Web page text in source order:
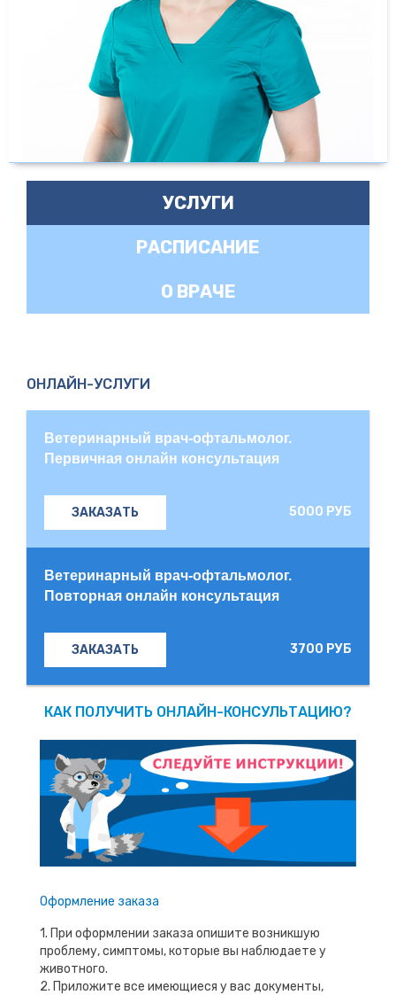
УСЛУГИ
РАСПИСАНИЕ
О ВРАЧЕ
ОНЛАЙН-УСЛУГИ
Ветеринарный врач-офтальмолог.
Первичная онлайн консультация
ЗАКАЗАТЬ 5000 РУБ
Ветеринарный врач-офтальмолог.
Повторная онлайн консультация
ЗАКАЗАТЬ 3700 РУБ
КАК ПОЛУЧИТЬ ОНЛАЙН-КОНСУЛЬТАЦИЮ?
Оформление заказа
1. При оформлении заказа опишите возникшую
проблему, симптомы, которые вы наблюдаете у
животного.
2. Приложите все имеющиеся у вас документы,